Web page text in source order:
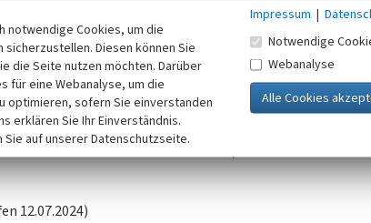
- 1821 D-? - 19 MAI HABEN DER
Landes Rheinland-Pfalz - Stand: 27. Oktober
12.07.2024)
notwendige Cookies, um die
Diesen können Sie
die Seite nutzen möchten. Darüber
für eine Webanalyse, um die
optimieren, sofern Sie einverstanden
erklären Sie Ihr Einverständnis.
auf unserer Datenschutzseite.
Impressum |
Notwendige
Webanalyse